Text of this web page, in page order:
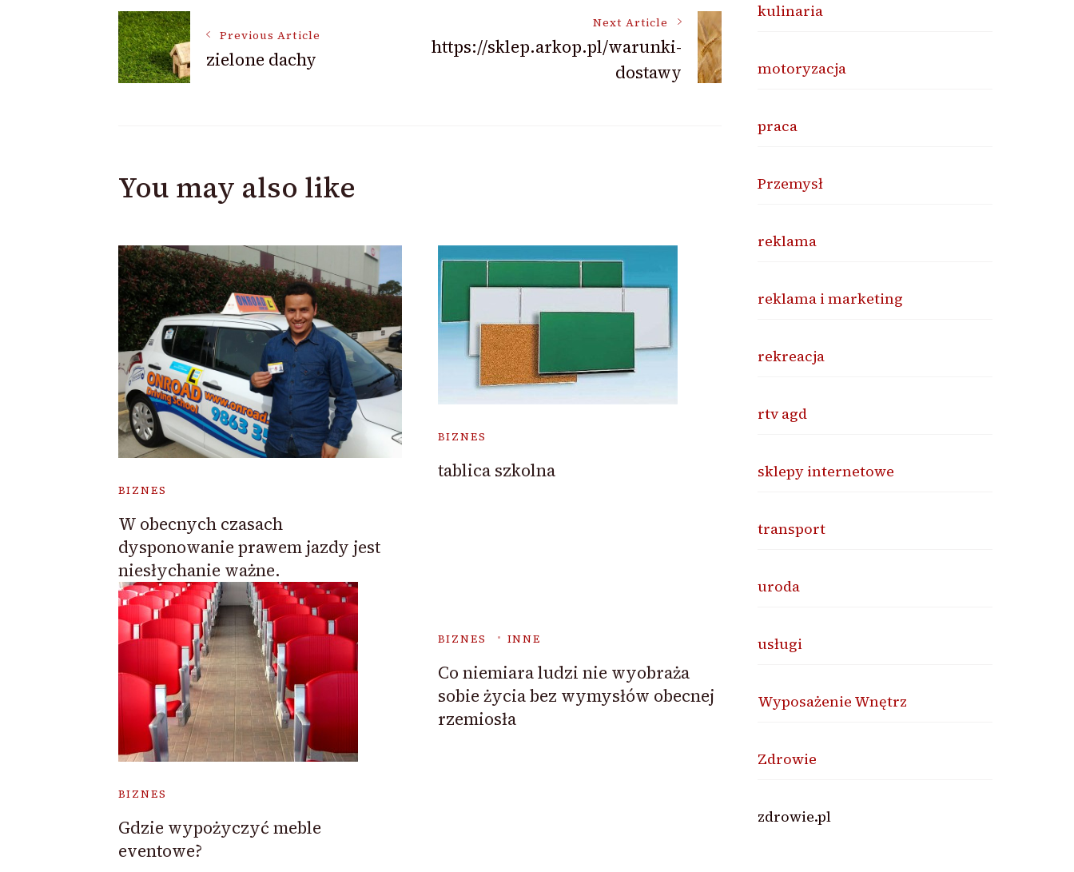
Post
Navigation
Previous Article
zielone dachy
Next Article
https://sklep.arkop.pl/warunki-
dostawy
You may also like
BIZNES
W obecnych czasach
dysponowanie prawem jazdy jest
niesłychanie ważne.
BIZNES
tablica szkolna
BIZNES
Gdzie wypożyczyć meble
eventowe?
BIZNES INNE
Co niemiara ludzi nie wyobraża
sobie życia bez wymysłów obecnej
rzemiosła
kulinaria
motoryzacja
praca
Przemysł
reklama
reklama i marketing
rekreacja
rtv agd
sklepy internetowe
transport
uroda
usługi
Wyposażenie Wnętrz
Zdrowie
zdrowie.pl